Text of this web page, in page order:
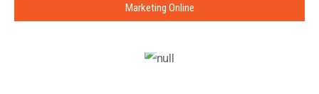
Marketing Online